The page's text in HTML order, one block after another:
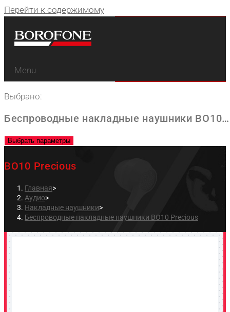
Перейти к содержимому
Menu
Выбрано:
Беспроводные накладные наушники BO10…
Выбрать параметры
BO10 Precious
Главная>
Аудио>
Накладные наушники>
Беспроводные накладные наушники BO10 Precious